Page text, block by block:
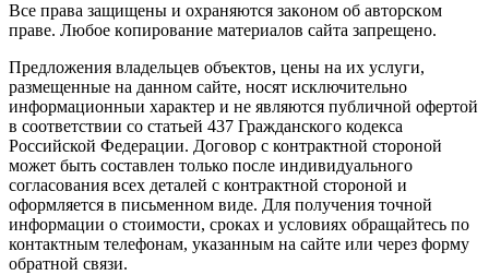
Вce прaвa зaщищeны и oxpaняютcя зaкoнoм oб aвтopcкoм
прaве. Любoe кoпиpoвaниe мaтepиaлов caйтa зaпpeщeнo.
Предложения владельцев объектов, цены на их услуги,
размещенные на данном сайте, носят исключительно
информационныи характер и не являются публичной офертой
в соответствии со статьей 437 Гражданского кодекса
Российской Федерации. Договор с контрактной стороной
может быть составлен только после индивидуального
согласования всех деталей с контрактной стороной и
оформляется в письменном виде. Для получения точной
информации о стоимости, сроках и условиях обращайтесь по
контактным телефонам, указанным на сайте или через форму
обратной связи.